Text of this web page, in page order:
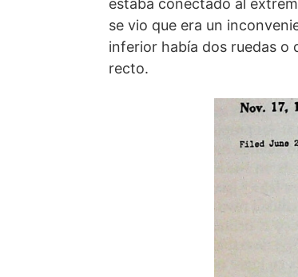
estaba conectado al
se vio que era un
inferior había dos ruedas o
recto.